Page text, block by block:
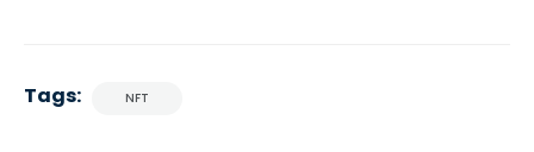
Tags: NFT